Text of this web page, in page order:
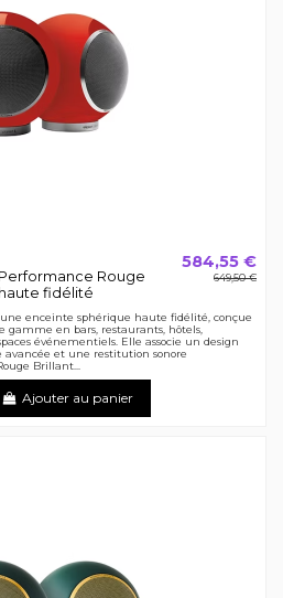
Rouge
fidélité
584,55 €
649,50 €
enceinte sphérique haute fidélité, conçue
gamme en bars, restaurants, hôtels,
événementiels. Elle associe un design
avancée et une restitution sonore
Brillant...
Ajouter au panier